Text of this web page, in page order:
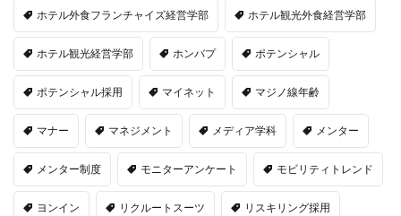
ホテル外食フランチャイズ経営学部 ホテル観光外食経営学部
ホテル観光経営学部 ホンバプ ポテンシャル
ポテンシャル採用 マイネット マジノ線年齢
マナー マネジメント メディア学科 メンター
メンター制度 モニターアンケート モビリティトレンド
ヨンイン リクルートスーツ リスキリング採用